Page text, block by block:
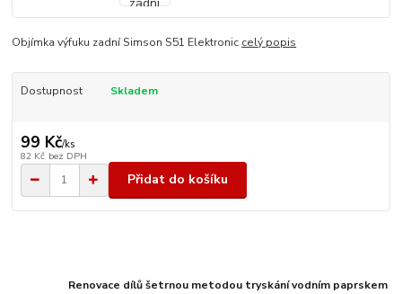
Objímka výfuku zadní Simson S51 Elektronic celý popis
Dostupnost Skladem
99 Kč/ks
82 Kč bez DPH
Přidat do košíku
Renovace dílů šetrnou metodou tryskání vodním paprskem